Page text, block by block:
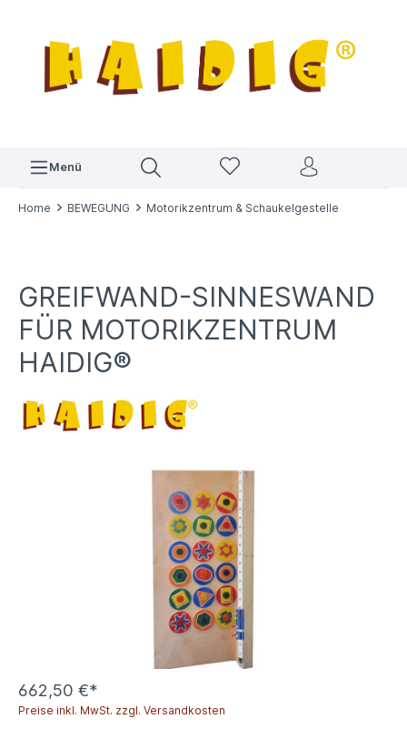
Menü
Home BEWEGUNG Motorikzentrum & Schaukelgestelle
GREIFWAND-SINNESWAND
FÜR MOTORIKZENTRUM
HAIDIG®
662,50 €*
Preise inkl. MwSt. zzgl. Versandkosten